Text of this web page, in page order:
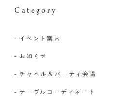
Category
- イベント案内
- お知らせ
- チャペル＆パーティ会場
- テーブルコーディネート